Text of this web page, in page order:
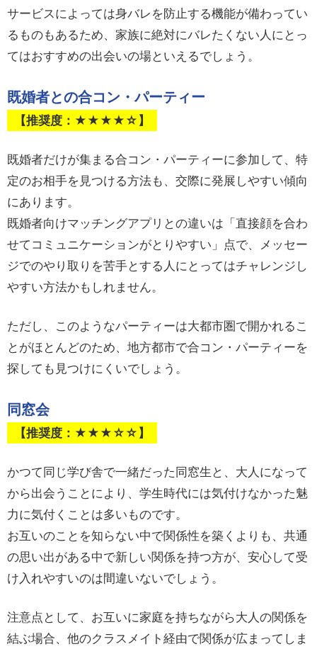
サービスによっては身バレを防止する機能が備わってい
るものもあるため、家族に絶対にバレたくない人にとっ
てはおすすめの出会いの場といえるでしょう。
既婚者との合コン・パーティー
【推奨度：★★★★☆】
既婚者だけが集まる合コン・パーティーに参加して、特
定のお相手を見つける方法も、交際に発展しやすい傾向
にあります。
既婚者向けマッチングアプリとの違いは「直接顔を合わ
せてコミュニケーションがとりやすい」点で、メッセー
ジでのやり取りを苦手とする人にとってはチャレンジし
やすい方法かもしれません。
ただし、このようなパーティーは大都市圏で開かれるこ
とがほとんどのため、地方都市で合コン・パーティーを
探しても見つけにくいでしょう。
同窓会
【推奨度：★★★☆☆】
かつて同じ学び舎で一緒だった同窓生と、大人になって
から出会うことにより、学生時代には気付けなかった魅
力に気付くことは多いものです。
お互いのことを知らない中で関係性を築くよりも、共通
の思い出がある中で新しい関係を持つ方が、安心して受
け入れやすいのは間違いないでしょう。
注意点として、お互いに家庭を持ちながら大人の関係を
結ぶ場合、他のクラスメイト経由で関係が広まってしま